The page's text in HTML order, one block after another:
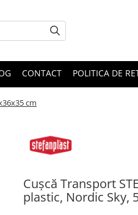
CONTACT POLITICA DE
cm
Cușcă Transport
plastic, Nordic Sky,